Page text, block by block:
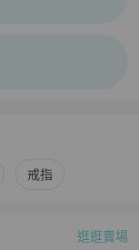
戒指
逛逛賣場